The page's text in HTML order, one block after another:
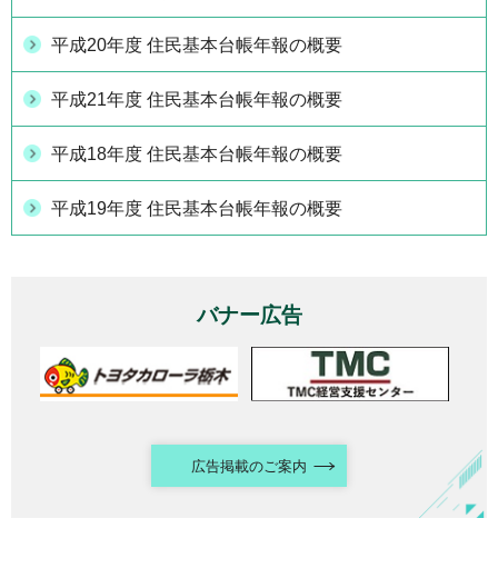
平成20年度 住民基本台帳年報の概要
平成21年度 住民基本台帳年報の概要
平成18年度 住民基本台帳年報の概要
平成19年度 住民基本台帳年報の概要
バナー広告
広告掲載のご案内